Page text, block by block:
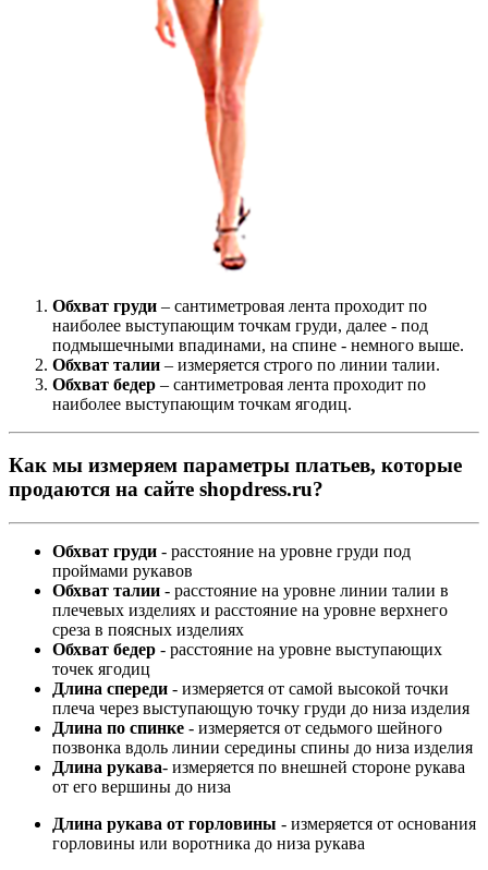
Обхват груди – сантиметровая лента проходит по
наиболее выступающим точкам груди, далее - под
подмышечными впадинами, на спине - немного выше.
Обхват талии – измеряется строго по линии талии.
Обхват бедер – сантиметровая лента проходит по
наиболее выступающим точкам ягодиц.
Как мы измеряем параметры платьев, которые
продаются на сайте shopdress.ru?
Обхват груди - расстояние на уровне груди под
проймами рукавов
Обхват талии - расстояние на уровне линии талии в
плечевых изделиях и расстояние на уровне верхнего
среза в поясных изделиях
Обхват бедер - расстояние на уровне выступающих
точек ягодиц
Длина спереди - измеряется от самой высокой точки
плеча через выступающую точку груди до низа изделия
Длина по спинке - измеряется от седьмого шейного
позвонка вдоль линии середины спины до низа изделия
Длина рукава- измеряется по внешней стороне рукава
от его вершины до низа
Длина рукава от горловины - измеряется от основания
горловины или воротника до низа рукава